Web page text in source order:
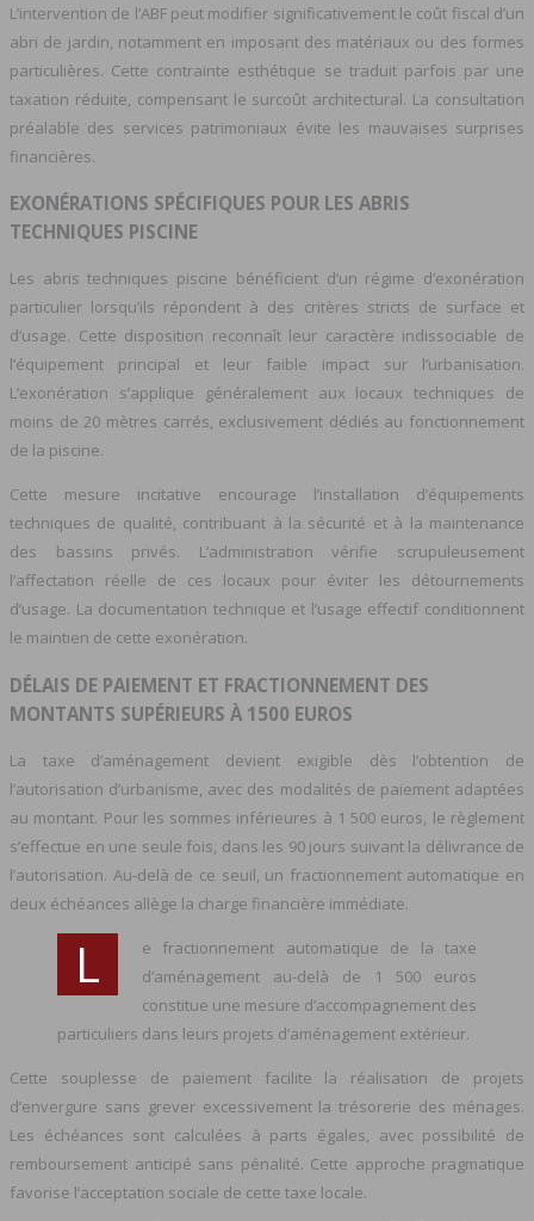
L’intervention de l’ABF peut modifier significativement le coût fiscal d’un
abri de jardin, notamment en imposant des matériaux ou des formes
particulières. Cette contrainte esthétique se traduit parfois par une
taxation réduite, compensant le surcoût architectural. La consultation
préalable des services patrimoniaux évite les mauvaises surprises
financières.
EXONÉRATIONS SPÉCIFIQUES POUR LES ABRIS
TECHNIQUES PISCINE
Les abris techniques piscine bénéficient d’un régime d’exonération
particulier lorsqu’ils répondent à des critères stricts de surface et
d’usage. Cette disposition reconnaît leur caractère indissociable de
l’équipement principal et leur faible impact sur l’urbanisation.
L’exonération s’applique généralement aux locaux techniques de
moins de 20 mètres carrés, exclusivement dédiés au fonctionnement
de la piscine.
Cette mesure incitative encourage l’installation d’équipements
techniques de qualité, contribuant à la sécurité et à la maintenance
des bassins privés. L’administration vérifie scrupuleusement
l’affectation réelle de ces locaux pour éviter les détournements
d’usage. La documentation technique et l’usage effectif conditionnent
le maintien de cette exonération.
DÉLAIS DE PAIEMENT ET FRACTIONNEMENT DES
MONTANTS SUPÉRIEURS À 1500 EUROS
La taxe d’aménagement devient exigible dès l’obtention de
l’autorisation d’urbanisme, avec des modalités de paiement adaptées
au montant. Pour les sommes inférieures à 1 500 euros, le règlement
s’effectue en une seule fois, dans les 90 jours suivant la délivrance de
l’autorisation. Au-delà de ce seuil, un fractionnement automatique en
deux échéances allège la charge financière immédiate.
L
e fractionnement automatique de la taxe
d’aménagement au-delà de 1 500 euros
constitue une mesure d’accompagnement des
particuliers dans leurs projets d’aménagement extérieur.
Cette souplesse de paiement facilite la réalisation de projets
d’envergure sans grever excessivement la trésorerie des ménages.
Les échéances sont calculées à parts égales, avec possibilité de
remboursement anticipé sans pénalité. Cette approche pragmatique
favorise l’acceptation sociale de cette taxe locale.